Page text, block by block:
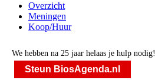
Overzicht
Meningen
Koop/Huur
We hebben na 25 jaar helaas je hulp nodig!
Steun BiosAgenda.nl